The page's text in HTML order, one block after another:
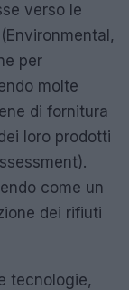
verso le
(Environmental,
per
molte
di fornitura
loro prodotti
come un
dei rifiuti
tecnologie,